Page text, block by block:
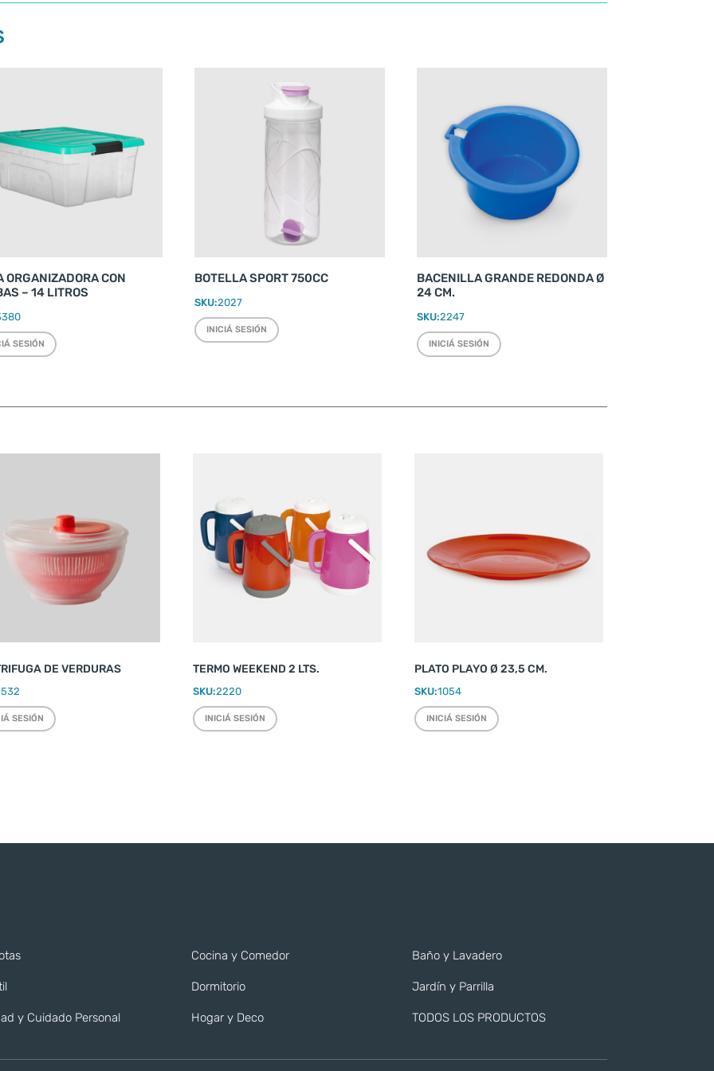
ORGANIZADORA CON
– 14 LITROS
SESIÓN
BOTELLA SPORT 750CC
SKU:2027
INICIÁ SESIÓN
BACENILLA GRANDE REDONDA Ø
24 CM.
SKU:2247
INICIÁ SESIÓN
DE VERDURAS
SESIÓN
TERMO WEEKEND 2 LTS.
SKU:2220
INICIÁ SESIÓN
PLATO PLAYO Ø 23,5 CM.
SKU:1054
INICIÁ SESIÓN
y Cuidado Personal
Cocina y Comedor
Dormitorio
Hogar y Deco
Baño y Lavadero
Jardín y Parrilla
TODOS LOS PRODUCTOS